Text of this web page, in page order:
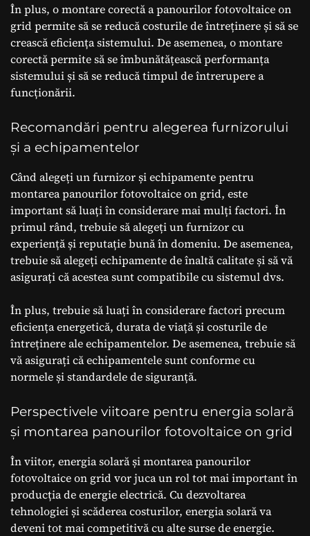
În plus, o montare corectă a panourilor fotovoltaice on
grid permite să se reducă costurile de întreținere și să se
crească eficiența sistemului. De asemenea, o montare
corectă permite să se îmbunătățească performanța
sistemului și să se reducă timpul de întrerupere a
funcționării.
Recomandări pentru alegerea furnizorului
și a echipamentelor
Când alegeți un furnizor și echipamente pentru
montarea panourilor fotovoltaice on grid, este
important să luați în considerare mai mulți factori. În
primul rând, trebuie să alegeți un furnizor cu
experiență și reputație bună în domeniu. De asemenea,
trebuie să alegeți echipamente de înaltă calitate și să vă
asigurați că acestea sunt compatibile cu sistemul dvs.
În plus, trebuie să luați în considerare factori precum
eficiența energetică, durata de viață și costurile de
întreținere ale echipamentelor. De asemenea, trebuie să
vă asigurați că echipamentele sunt conforme cu
normele și standardele de siguranță.
Perspectivele viitoare pentru energia solară
și montarea panourilor fotovoltaice on grid
În viitor, energia solară și montarea panourilor
fotovoltaice on grid vor juca un rol tot mai important în
producția de energie electrică. Cu dezvoltarea
tehnologiei și scăderea costurilor, energia solară va
deveni tot mai competitivă cu alte surse de energie.